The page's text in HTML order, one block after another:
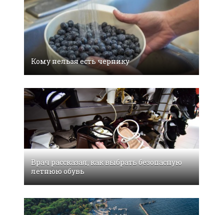
Кому нельзя есть чернику
Врач рассказал, как выбрать безопасную
летнюю обувь